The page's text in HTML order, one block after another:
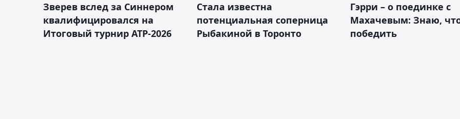
Зверев вслед за Синнером
квалифицировался на
Итоговый турнир ATP-2026
Cтала известна
потенциальная соперница
Рыбакиной в Торонто
Гэрри – о поединке с
Махачевым: Знаю,
победить